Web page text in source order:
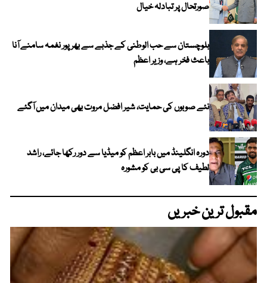
صورتحال پر تبادلہ خیال
بلوچستان سے حب الوطنی کے جذبے سے بھرپور نغمہ سامنے آنا
باعث فخر ہے، وزیر اعظم
نئے صوبوں کی حمایت، شیر افضل مروت بھی میدان میں آگئے
دورہ انگلینڈ میں بابر اعظم کو میڈیا سے دور رکھا جائے، راشد
لطیف کا پی سی بی کو مشورہ
مقبول ترین خبریں